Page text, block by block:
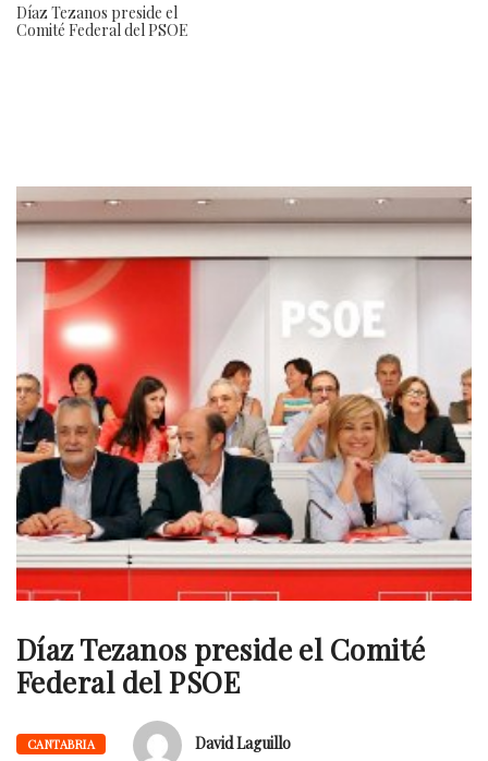
Díaz Tezanos preside el
Comité Federal del PSOE
Díaz Tezanos preside el Comité
Federal del PSOE
CANTABRIA
David Laguillo